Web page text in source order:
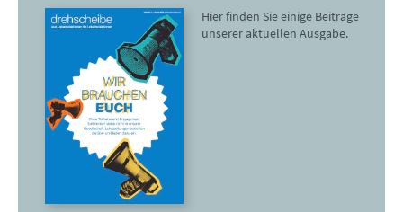
Hier finden Sie einige Beiträge
unserer aktuellen Ausgabe.